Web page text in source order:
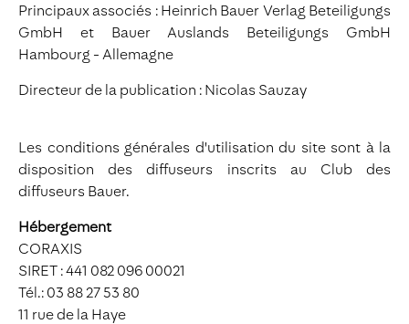
Principaux associés : Heinrich Bauer Verlag Beteiligungs
GmbH et Bauer Auslands Beteiligungs GmbH
Hambourg - Allemagne
Directeur de la publication : Nicolas Sauzay
Les conditions générales d'utilisation du site sont à la
disposition des diffuseurs inscrits au Club des
diffuseurs Bauer.
Hébergement
CORAXIS
SIRET : 441 082 096 00021
Tél.: 03 88 27 53 80
11 rue de la Haye